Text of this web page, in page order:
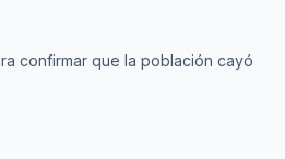
confirmar que la población cayó